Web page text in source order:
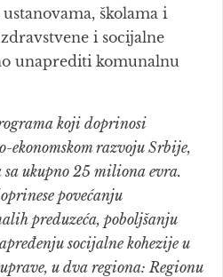
školama i
i socijalne
unaprediti komunalnu
koji doprinosi
ekonomskom razvoju Srbije,
ukupno 25 miliona evra.
povećanju
preduzeća, poboljšanju
socijalne kohezije u
u dva regiona: Regionu